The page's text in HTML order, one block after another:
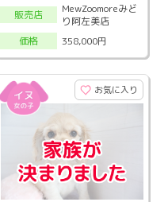
販売店
MewZoomoreみど
り阿左美店
価格
358,000円
お気に入り